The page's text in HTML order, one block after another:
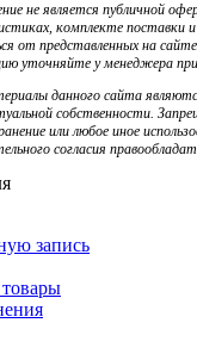
не является публичной
комплекте поставки
от представленных на
уточняйте у менеджера
данного сайта
собственности.
или любое иное
согласия
запись